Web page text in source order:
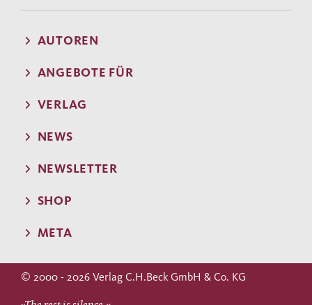
AUTOREN
ANGEBOTE FÜR
VERLAG
NEWS
NEWSLETTER
SHOP
META
© 2000 - 2026 Verlag C.H.Beck GmbH & Co. KG